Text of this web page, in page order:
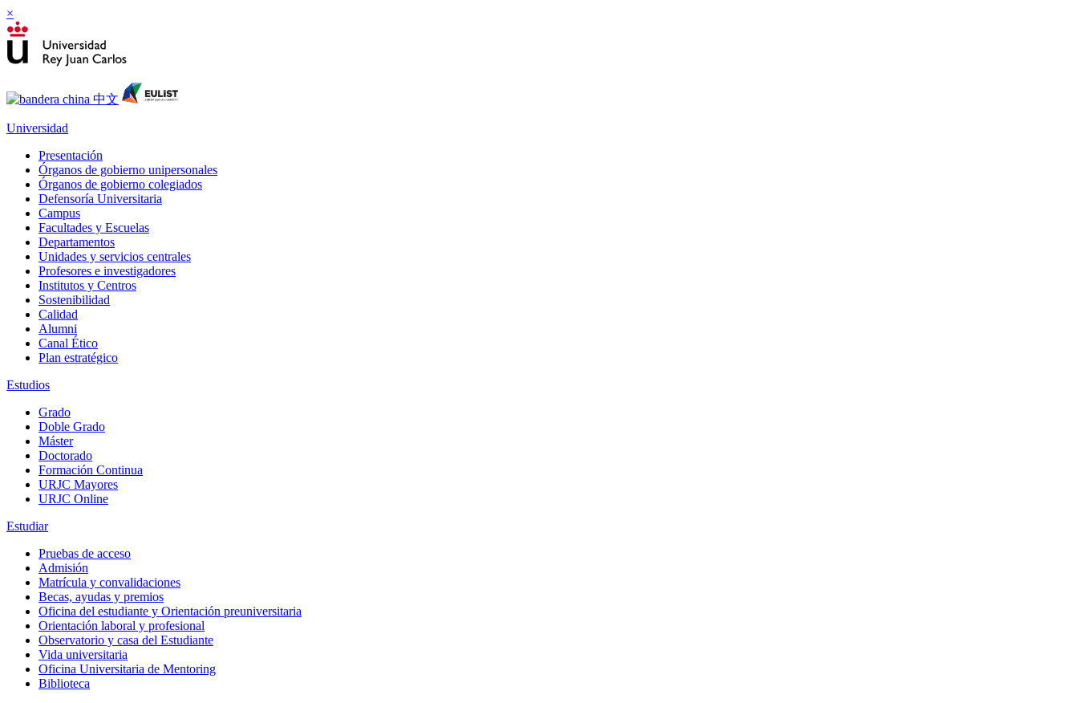
×
Universidad
Presentación
Órganos de gobierno unipersonales
Órganos de gobierno colegiados
Defensoría Universitaria
Campus
Facultades y Escuelas
Departamentos
Unidades y servicios centrales
Profesores e investigadores
Institutos y Centros
Sostenibilidad
Calidad
Alumni
Canal Ético
Plan estratégico
Estudios
Grado
Doble Grado
Máster
Doctorado
Formación Continua
URJC Mayores
URJC Online
Estudiar
Pruebas de acceso
Admisión
Matrícula y convalidaciones
Becas, ayudas y premios
Oficina del estudiante y Orientación preuniversitaria
Orientación laboral y profesional
Observatorio y casa del Estudiante
Vida universitaria
Oficina Universitaria de Mentoring
Biblioteca